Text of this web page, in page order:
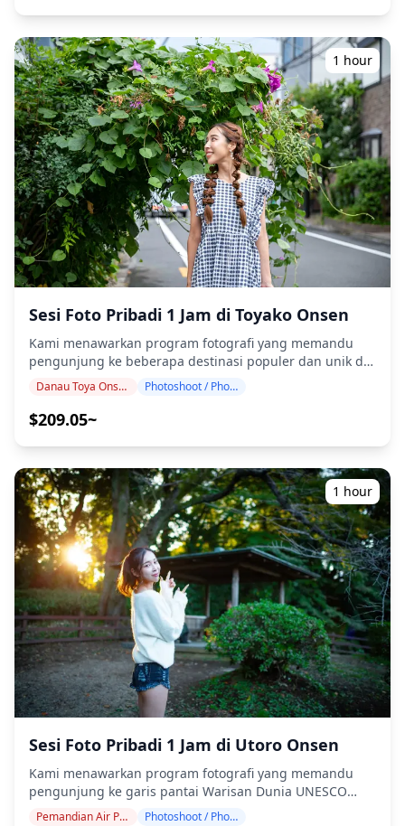
Tokachi, lokasi pengamatan angsa musim dingin di
sepanjang sungai, dan lanskap mata air gambut
berwarna amber. Sesi fotografi tersedia di mana saja di
Onsen Tokachigawa dan dapat dipesan hingga 3 hari
sebelumnya. Kami akan mengatur fotografer berbahasa
Inggris/Jepang. File asli dari 100+ foto akan dikirimkan
dalam waktu seminggu, dan Anda dapat memilih 10 foto
favorit Anda untuk dikirimkan ulang. Koreksi dilakukan
untuk membangkitkan suasana pedesaan yang luas,
dan jika diinginkan, penyesuaian dapat dilakukan pada
suasana dan warna. Biarkan kami mengabadikan
momen spesial Anda di Onsen Tokachigawa melalui
layanan fotografi kami! ◆ Informasi penting: ・Jika Anda
terlambat tiba untuk waktu pertemuan yang
dijadwalkan, durasi pemotretan dan jumlah foto yang
dikirimkan dapat dikurangi. ・Jika hujan diperkirakan
akan turun di lokasi pemotretan 3 hari sebelum tanggal
yang dijadwalkan atau jika tiba-tiba hujan pada hari
pemotretan, tiga opsi tersedia: (1) menjadwal ulang
tanggal dan waktu, (2) mengubah lokasi, atau (3)
membatalkan pemotretan. ![]
79ceb92f389b.png)
1 hour
Sesi Foto Pribadi 1 Jam di Toyako Onsen
Kami menawarkan program fotografi yang memandu
pengunjung ke beberapa destinasi populer dan unik di
Toyako Onsen. Dipandu oleh fotografer berkualifikasi
tinggi, program kami menyesuaikan jadwal perjalanan
Anda, menangkap komposisi alami dan mengidentifikasi
Anda dengan kami!) Sesi fotografi tersedia di mana saja
di Toyako Onsen dan dapat dipesan hingga 3 hari
sebelumnya. Kami akan mengatur fotografer berbahasa
Inggris/Jepang. File asli 100+ foto akan dikirimkan dalam
waktu seminggu, dan Anda dapat memilih 10 foto favorit
Anda untuk dikirim ulang. Koreksi dilakukan untuk
membangkitkan suasana tertentu, dan jika diinginkan,
penyesuaian dapat dilakukan pada suasana hati dan
warna. Biarkan kami mengabadikan momen spesial
Anda di Toyako Onsen melalui layanan fotografi kami! ◆
Informasi penting: ・Jika Anda terlambat tiba pada
waktu pertemuan yang dijadwalkan, durasi pemotretan
dan jumlah foto yang dikirimkan dapat dikurangi. ・Jika
hujan diperkirakan akan turun di lokasi pemotretan 3
hari sebelum tanggal yang dijadwalkan atau jika tiba-
tiba hujan pada hari pemotretan, tiga opsi tersedia: (1)
menjadwalkan ulang tanggal dan waktu, (2) mengubah
lokasi, atau (3) membatalkan pemotretan.
Danau Toya Onsen Photoshoot / Photo tour
$209.05~
1 hour
Sesi Foto Pribadi 1 Jam di Utoro Onsen
Kami menawarkan program fotografi yang memandu
pengunjung ke garis pantai Warisan Dunia UNESCO
Utoro Onsen dan lanskap air terjun yang dramatis.
Pemandian Air Panas Utoro Photoshoot / Photo tour